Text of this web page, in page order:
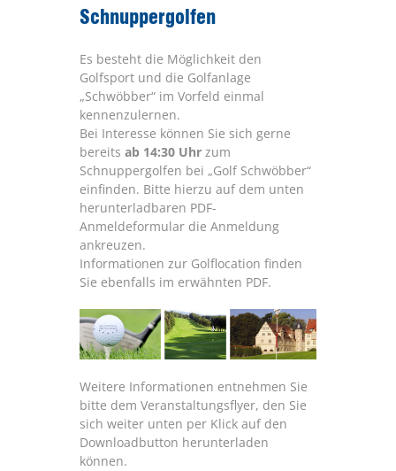
Schnuppergolfen
Es besteht die Möglichkeit den
Golfsport und die Golfanlage
„Schwöbber“ im Vorfeld einmal
kennenzulernen.
Bei Interesse können Sie sich gerne
bereits ab 14:30 Uhr zum
Schnuppergolfen bei „Golf Schwöbber“
einfinden. Bitte hierzu auf dem unten
herunterladbaren PDF-
Anmeldeformular die Anmeldung
ankreuzen.
Informationen zur Golflocation finden
Sie ebenfalls im erwähnten PDF.
Weitere Informationen entnehmen Sie
bitte dem Veranstaltungsflyer, den Sie
sich weiter unten per Klick auf den
Downloadbutton herunterladen
können.